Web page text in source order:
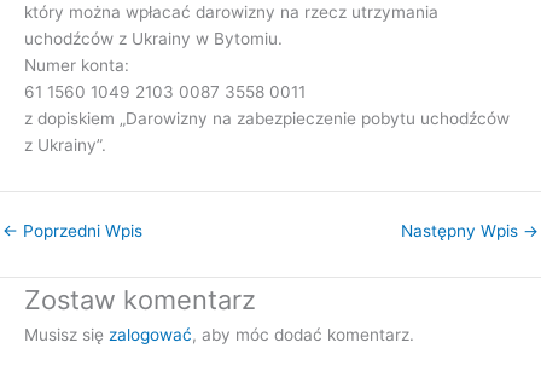
który można wpłacać darowizny na rzecz utrzymania
uchodźców z Ukrainy w Bytomiu.
Numer konta:
61 1560 1049 2103 0087 3558 0011
z dopiskiem „Darowizny na zabezpieczenie pobytu uchodźców
z Ukrainy”.
← Poprzedni Wpis Następny Wpis →
Zostaw komentarz
Musisz się zalogować, aby móc dodać komentarz.